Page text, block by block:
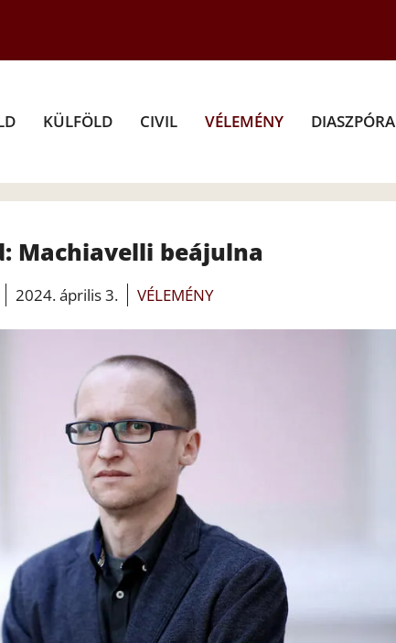
KÜLFÖLD CIVIL VÉLEMÉNY DIASZPÓRA
Machiavelli beájulna
2024. április 3. VÉLEMÉNY